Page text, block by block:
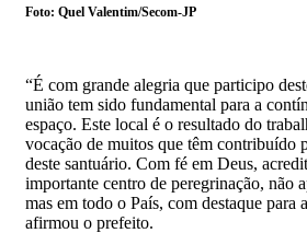
Foto: Quel Valentim/Secom-JP
“É com grande alegria que participo
união tem sido fundamental para a
espaço. Este local é o resultado do
vocação de muitos que têm contribuído
deste santuário. Com fé em Deus,
importante centro de peregrinação, não
mas em todo o País, com destaque para
afirmou o prefeito.